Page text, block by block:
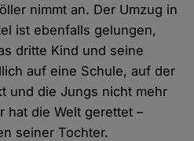
nimmt an. Der Umzug in
ist ebenfalls gelungen,
dritte Kind und seine
auf eine Schule, auf der
und die Jungs nicht mehr
hat die Welt gerettet –
seiner Tochter.